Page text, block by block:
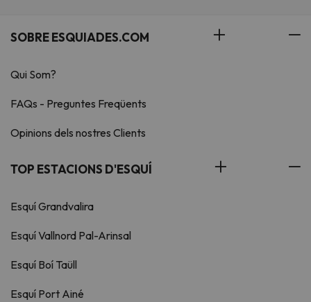
SOBRE ESQUIADES.COM
Qui Som?
FAQs - Preguntes Freqüents
Opinions dels nostres Clients
TOP ESTACIONS D'ESQUÍ
Esquí Grandvalira
Esquí Vallnord Pal-Arinsal
Esquí Boí Taüll
Esquí Port Ainé